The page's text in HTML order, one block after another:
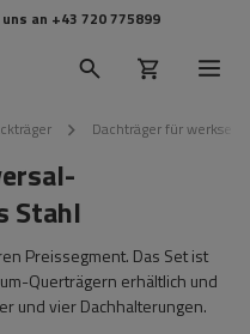
an +43 720 775899
Dachträger für
Stahl
Preissegment. Das Set ist
Querträgern erhältlich und
und vier Dachhalterungen.